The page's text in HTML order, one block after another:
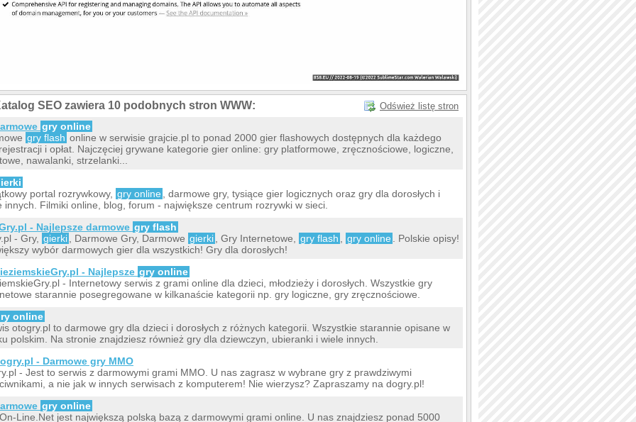
SEO zawiera 10 podobnych stron WWW: Odśwież listę stron
gry online
gry flash online w serwisie grajcie.pl to ponad 2000 gier flashowych dostępnych dla każdego
i opłat. Najczęciej grywane kategorie gier online: gry platformowe, zręcznościowe, logiczne,
nawalanki, strzelanki...
portal rozrywkowy, gry online
, darmowe gry, tysiące gier logicznych oraz gry dla dorosłych i
innych. Filmiki online, blog, forum - największe centrum rozrywki w sieci.
- Najlepsze darmowe gry flash
- Gry, gierki , Darmowe Gry, Darmowe gierki , Gry Internetowe, gry flash gry online
. Polskie opisy!
wybór darmowych gier dla wszystkich! Gry dla dorosłych!
- Najlepsze gry online
- Internetowy serwis z grami online dla dzieci, młodzieży i dorosłych. Wszystkie gry
starannie posegregowane w kilkanaście kategorii np. gry logiczne, gry zręcznościowe.
online
otogry.pl to darmowe gry dla dzieci i dorosłych z różnych kategorii. Wszystkie starannie opisane w
polskim. Na stronie znajdziesz również gry dla dziewczyn, ubieranki i wiele innych.
- Darmowe gry MMO
- Jest to serwis z darmowymi grami MMO. U nas zagrasz w wybrane gry z prawdziwymi
a nie jak w innych serwisach z komputerem! Nie wierzysz? Zapraszamy na dogry.pl!
gry online
Line.Net jest największą polską bazą z darmowymi grami online. U nas znajdziesz ponad 5000